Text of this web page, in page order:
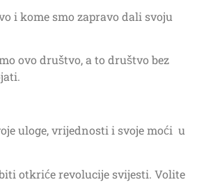
i kome smo zapravo dali svoju
ovo društvo, a to društvo bez
uloge, vrijednosti i svoje moći u
otkriće revolucije svijesti. Volite